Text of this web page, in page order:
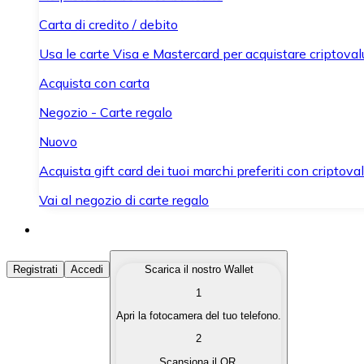
Carta di credito / debito
Usa le carte Visa e Mastercard per acquistare
Acquista con carta
Negozio - Carte regalo
Nuovo
Acquista gift card dei tuoi marchi preferiti con
Vai al negozio di carte regalo
Acquista Criptovalute
Acquista le criptovalute che ti interessano in modo
Converti le tue criptovalute in valuta fiat quando ne hai
Registrati Accedi
Scarica il nostro Wallet
1
Apri la fotocamera del tuo telefono.
2